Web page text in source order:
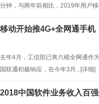
分钟，与两年前相比，2019年用户
移动开始推4G+全网通手
去年4月，工信部已将六模全网通作
国联通积极响应，在今年3月...[详细]
2018中国软件业务收入百